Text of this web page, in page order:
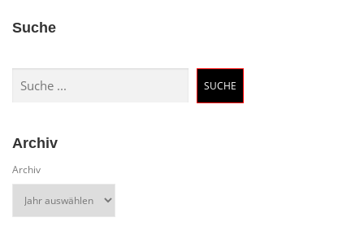
Suche
SUCHE
Archiv
Archiv